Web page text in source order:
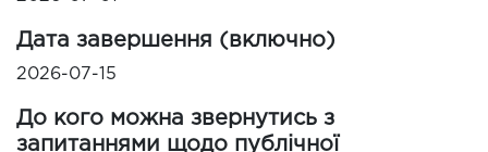
Дата завершення (включно)
2026-07-15
До кого можна звернутись з
запитаннями щодо публічної